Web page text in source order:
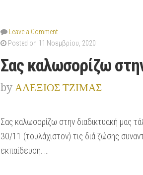
Leave a Comment
Posted on 11 Νοεμβρίου, 2020
Σας καλωσορίζω
by ΑΛΕΞΙΟΣ ΤΖΙΜΑΣ
Σας καλωσορίζω στην διαδικτυακή μας
30/11 (τουλάχιστον) τις διά ζώσης
εκπαίδευση. …